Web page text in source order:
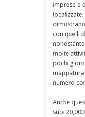
imprese e
con quelli
molte
pochi
numero
Anche
suoi